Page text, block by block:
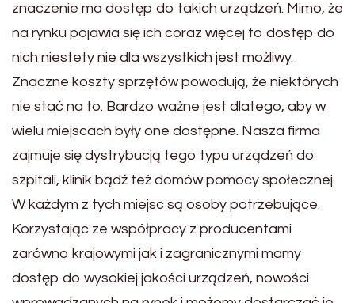
znaczenie ma dostęp do takich urządzeń. Mimo, że
na rynku pojawia się ich coraz więcej to dostęp do
nich niestety nie dla wszystkich jest możliwy.
Znaczne koszty sprzętów powodują, że niektórych
nie stać na to. Bardzo ważne jest dlatego, aby w
wielu miejscach były one dostępne. Nasza firma
zajmuje się dystrybucją tego typu urządzeń do
szpitali, klinik bądź też domów pomocy społecznej.
W każdym z tych miejsc są osoby potrzebujące.
Korzystając ze współpracy z producentami
zarówno krajowymi jak i zagranicznymi mamy
dostęp do wysokiej jakości urządzeń, nowości